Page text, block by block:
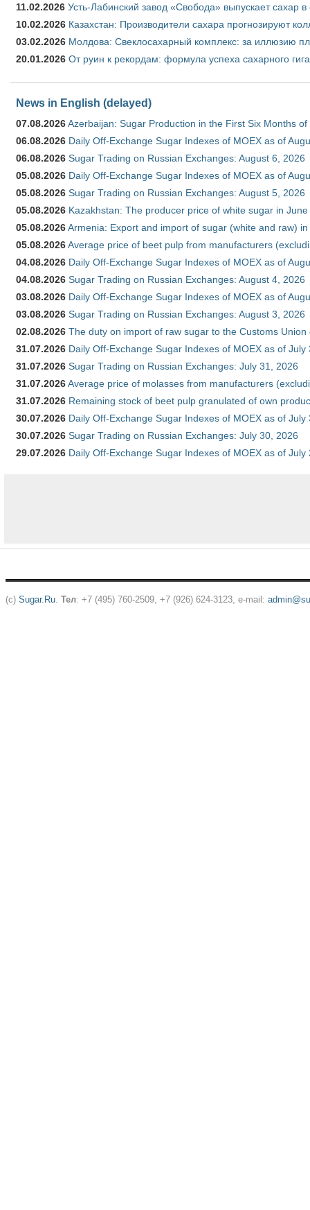
11.02.2026 Усть-Лабинский завод «Свобода» выпускает сахар в
10.02.2026 Казахстан: Производители сахара прогнозируют
03.02.2026 Молдова: Свеклосахарный комплекс: за иллюзию
20.01.2026 От руин к рекордам: формула успеха сахарного
News in English (delayed)
07.08.2026Azerbaijan: Sugar Production in the First Six Months of
06.08.2026 Daily Off-Exchange Sugar Indexes of MOEX as of
06.08.2026 Sugar Trading on Russian Exchanges: August 6, 2026
05.08.2026 Daily Off-Exchange Sugar Indexes of MOEX as of
05.08.2026 Sugar Trading on Russian Exchanges: August 5, 2026
05.08.2026 Kazakhstan: The producer price of white sugar in
05.08.2026Armenia: Export and import of sugar (white and raw)
05.08.2026Average price of beet pulp from manufacturers
04.08.2026 Daily Off-Exchange Sugar Indexes of MOEX as of
04.08.2026 Sugar Trading on Russian Exchanges: August 4, 2026
03.08.2026 Daily Off-Exchange Sugar Indexes of MOEX as of
03.08.2026 Sugar Trading on Russian Exchanges: August 3, 2026
02.08.2026 The duty on import of raw sugar to the Customs
31.07.2026 Daily Off-Exchange Sugar Indexes of MOEX as of July
31.07.2026 Sugar Trading on Russian Exchanges: July 31, 2026
31.07.2026Average price of molasses from manufacturers
31.07.2026 Remaining stock of beet pulp granulated of own
30.07.2026 Daily Off-Exchange Sugar Indexes of MOEX as of July
30.07.2026 Sugar Trading on Russian Exchanges: July 30, 2026
29.07.2026 Daily Off-Exchange Sugar Indexes of MOEX as of July
(c) Sugar.Ru. Тел: +7 (495) 760-2509, +7 (926) 624-3123, e-mail: